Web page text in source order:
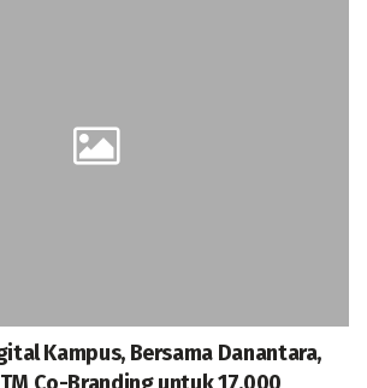
Kampus, Bersama Danantara,